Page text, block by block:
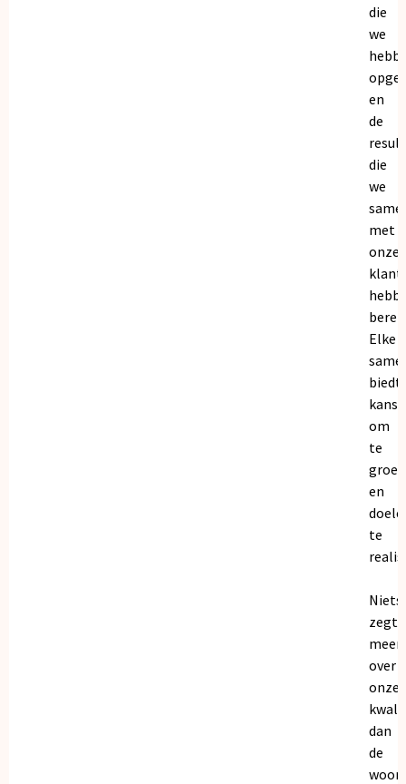
die
we
en
de
die
we
met
onze
Elke
biedt
om
te
en
te
Niets
zegt
meer
over
onze
dan
de